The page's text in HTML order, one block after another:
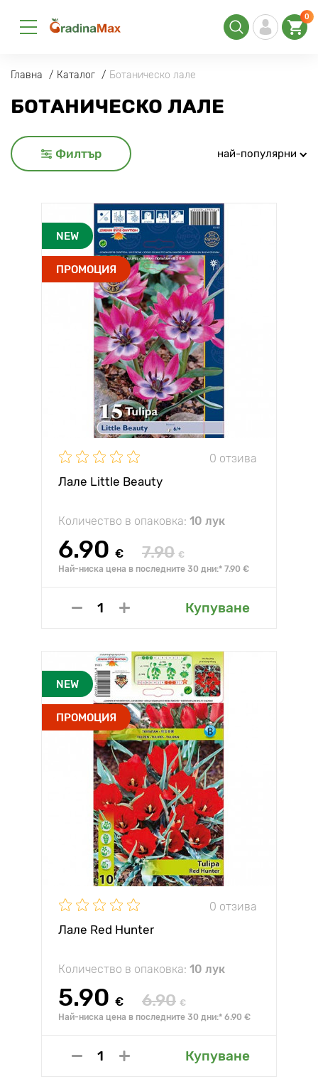
0
Главна Каталог Ботаническо лале
БОТАНИЧЕСКО ЛАЛЕ
Филтър най-популярни
NEW
ПРОМОЦИЯ
0 отзива
Лале Little Beauty
Количество в опаковка: 10 лук
6.90 € 7.90 €
Най-ниска цена в последните 30 дни:* 7.90 €
Купуване
NEW
ПРОМОЦИЯ
0 отзива
Лале Red Hunter
Количество в опаковка: 10 лук
5.90 € 6.90 €
Най-ниска цена в последните 30 дни:* 6.90 €
Купуване